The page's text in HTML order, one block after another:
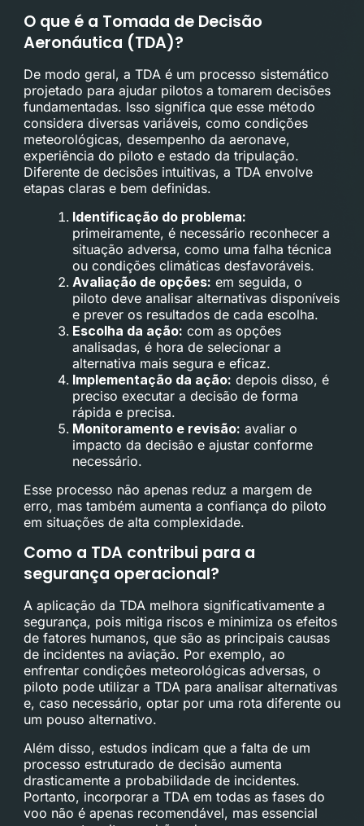
O que é a Tomada de Decisão
Aeronáutica (TDA)?
De modo geral, a TDA é um processo sistemático
projetado para ajudar pilotos a tomarem decisões
fundamentadas. Isso significa que esse método
considera diversas variáveis, como condições
meteorológicas, desempenho da aeronave,
experiência do piloto e estado da tripulação.
Diferente de decisões intuitivas, a TDA envolve
etapas claras e bem definidas.
Identificação do problema:
primeiramente, é necessário reconhecer a
situação adversa, como uma falha técnica
ou condições climáticas desfavoráveis.
Avaliação de opções: em seguida, o
piloto deve analisar alternativas disponíveis
e prever os resultados de cada escolha.
Escolha da ação: com as opções
analisadas, é hora de selecionar a
alternativa mais segura e eficaz.
Implementação da ação: depois disso, é
preciso executar a decisão de forma
rápida e precisa.
Monitoramento e revisão: avaliar o
impacto da decisão e ajustar conforme
necessário.
Esse processo não apenas reduz a margem de
erro, mas também aumenta a confiança do piloto
em situações de alta complexidade.
Como a TDA contribui para a
segurança operacional?
A aplicação da TDA melhora significativamente a
segurança, pois mitiga riscos e minimiza os efeitos
de fatores humanos, que são as principais causas
de incidentes na aviação. Por exemplo, ao
enfrentar condições meteorológicas adversas, o
piloto pode utilizar a TDA para analisar alternativas
e, caso necessário, optar por uma rota diferente ou
um pouso alternativo.
Além disso, estudos indicam que a falta de um
processo estruturado de decisão aumenta
drasticamente a probabilidade de incidentes.
Portanto, incorporar a TDA em todas as fases do
voo não é apenas recomendável, mas essencial